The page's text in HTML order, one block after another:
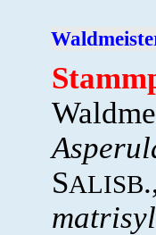
SALISB